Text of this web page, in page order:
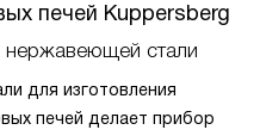
печей Kuppersberg
нержавеющей стали
для изготовления
печей делает прибор